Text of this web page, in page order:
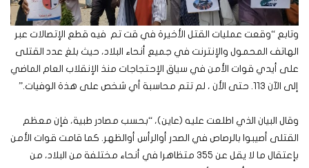
وتابع “وقعت عمليات القتل الأخيرة في قت تم فيه قطع الإتصالات عبر
الهاتف المحمول والإنترنت في جميع أنحاء البلاد، حيث بلغ عدد القتلى
على أيدي قوات الأمن في سياق الإحتجاجات منذ الإنقلاب العام الماضي
إلى الآن 113. حتى الأن ، لم تتم محاسبة أي شخص على هذة الوفيات.”
وقال البيان الذي اطلعت عليه (عاين)، “بحسب مصادر طبية، فإن معظم
القتلى أصيبوا بالرصاص في الصدر أوالرأس أوالظهر. كما قامت قوات الأمن
بإعتقال ما لا يقل عن 355 متظاهرا في أنحاء مختلفة من البلاد، من